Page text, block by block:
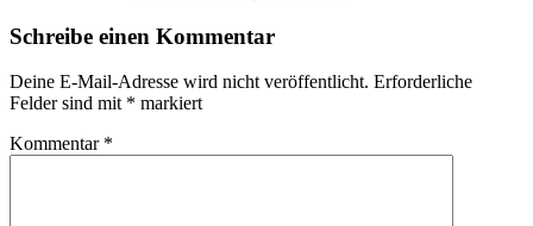
Schreibe einen Kommentar
Deine E-Mail-Adresse wird nicht veröffentlicht. Erforderliche
Felder sind mit * markiert
Kommentar *